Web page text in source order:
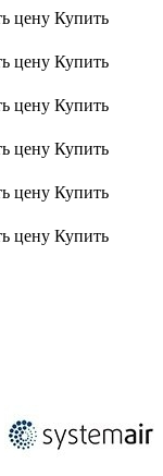
цену Купить
цену Купить
цену Купить
цену Купить
цену Купить
цену Купить